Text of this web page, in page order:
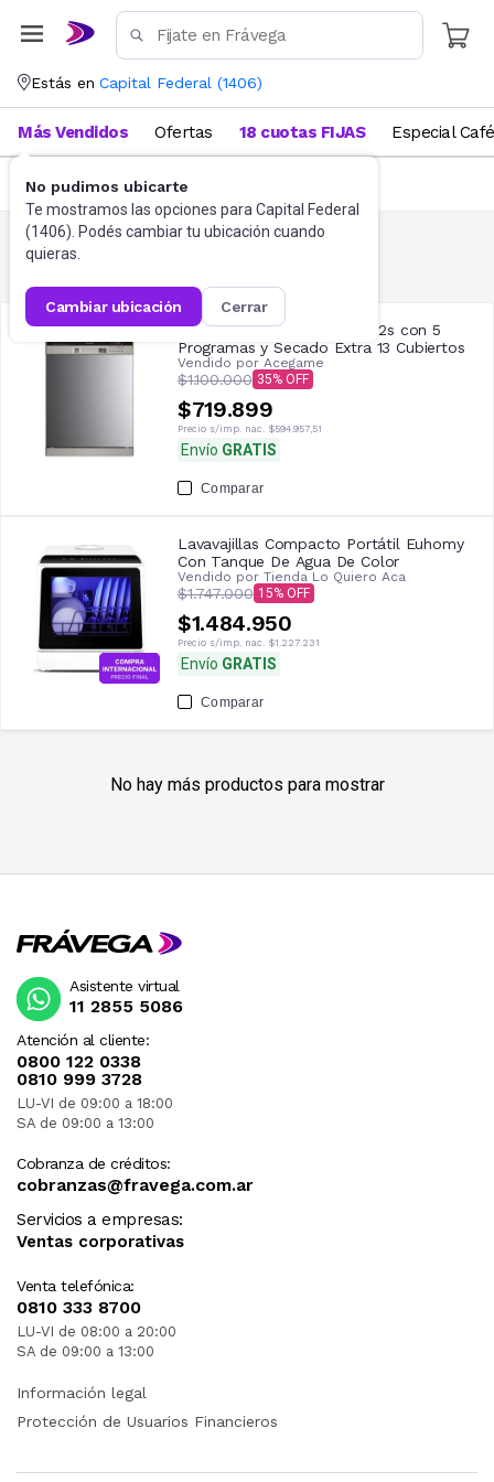
Estás en Capital Federal (1406)
No pudimos ubicarte
Te mostramos las opciones para Capital Federal
(1406). Podés cambiar tu ubicación cuando
quieras.
cambiar ubicación cerrar
Más Vendidos Ofertas 18 cuotas FIJAS Especial Café
Lavavajillas Smart-tek Lv402s con 5
Programas y Secado Extra 13 Cubiertos
Vendido por Acegame
$1.100.000 35
$719.899
Precio s/imp. nac. $594.957,51
Envío GRATIS
Comparar
Lavavajillas Compacto Portátil Euhomy
Con Tanque De Agua De Color
Vendido por Tienda Lo Quiero Aca
$1.747.000 15
$1.484.950
Precio s/imp. nac. $1.227.231
Envío GRATIS
Comparar
No hay más productos para mostrar
Atención al cliente:
0800 122 0338
0810 999 3728
LU-VI de 09:00 a 18:00
SA de 09:00 a 13:00
Cobranza de créditos:
cobranzas@fravega.com.ar
Servicios a empresas:
Ventas corporativas
Venta telefónica:
0810 333 8700
LU-VI de 08:00 a 20:00
SA de 09:00 a 13:00
Asistente virtual
11 2855 5086
Información legal
Protección de Usuarios Financieros